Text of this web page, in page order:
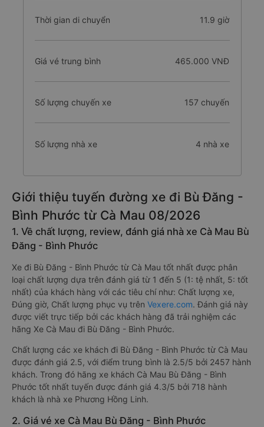
Thời gian di chuyển 11.9 giờ
Giá vé trung bình 465.000 VNĐ
Số lượng chuyến xe 157 chuyến
Số lượng nhà xe 4 nhà xe
Giới thiệu tuyến đường xe đi Bù Đăng -
Bình Phước từ Cà Mau 08/2026
1. Về chất lượng, review, đánh giá nhà xe Cà Mau Bù
Đăng - Bình Phước
Xe đi Bù Đăng - Bình Phước từ Cà Mau tốt nhất được phân
loại chất lượng dựa trên đánh giá từ 1 đến 5 (1: tệ nhất, 5: tốt
nhất) của khách hàng với các tiêu chí như: Chất lượng xe,
Đúng giờ, Chất lượng phục vụ trên Vexere.com. Đánh giá này
được viết trực tiếp bởi các khách hàng đã trải nghiệm các
hãng Xe Cà Mau đi Bù Đăng - Bình Phước.
Chất lượng các xe khách đi Bù Đăng - Bình Phước từ Cà Mau
được đánh giá 2.5, với điểm trung bình là 2.5/5 bởi 2457 hành
khách. Trong đó hãng xe khách Cà Mau Bù Đăng - Bình
Phước tốt nhất tuyến được đánh giá 4.3/5 bởi 718 hành
khách là nhà xe Phương Hồng Linh.
2. Giá vé xe Cà Mau Bù Đăng - Bình Phước